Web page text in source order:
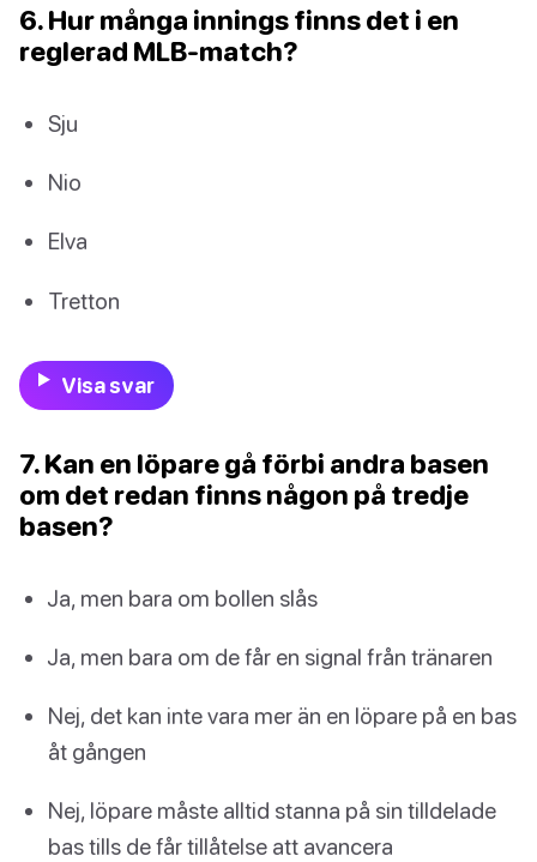
6. Hur många innings finns det i en
reglerad MLB-match?
Sju
Nio
Elva
Tretton
Visa svar
7. Kan en löpare gå förbi andra basen
om det redan finns någon på tredje
basen?
Ja, men bara om bollen slås
Ja, men bara om de får en signal från tränaren
Nej, det kan inte vara mer än en löpare på en bas
åt gången
Nej, löpare måste alltid stanna på sin tilldelade
bas tills de får tillåtelse att avancera